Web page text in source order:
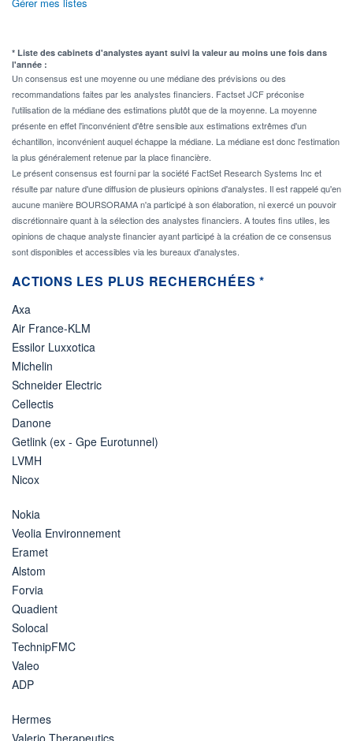
* Liste des cabinets d'analystes ayant suivi la valeur au moins une fois dans
l'année :
Un consensus est une moyenne ou une médiane des prévisions ou des
recommandations faites par les analystes financiers. Factset JCF préconise
l'utilisation de la médiane des estimations plutôt que de la moyenne. La moyenne
présente en effet l'inconvénient d'être sensible aux estimations extrêmes d'un
échantillon, inconvénient auquel échappe la médiane. La médiane est donc l'estimation
la plus généralement retenue par la place financière.
Le présent consensus est fourni par la société FactSet Research Systems Inc et
résulte par nature d'une diffusion de plusieurs opinions d'analystes. Il est rappelé qu'en
aucune manière BOURSORAMA n'a participé à son élaboration, ni exercé un pouvoir
discrétionnaire quant à la sélection des analystes financiers. A toutes fins utiles, les
opinions de chaque analyste financier ayant participé à la création de ce consensus
sont disponibles et accessibles via les bureaux d'analystes.
ACTIONS LES PLUS RECHERCHÉES *
Axa
Air France-KLM
Essilor Luxxotica
Michelin
Schneider Electric
Cellectis
Danone
Getlink (ex - Gpe Eurotunnel)
LVMH
Nicox
Nokia
Veolia Environnement
Eramet
Alstom
Forvia
Quadient
Solocal
TechnipFMC
Valeo
ADP
Hermes
Valerio Therapeutics